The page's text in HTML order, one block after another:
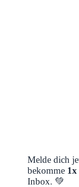
Melde dich
bekomme
Inbox. 💚